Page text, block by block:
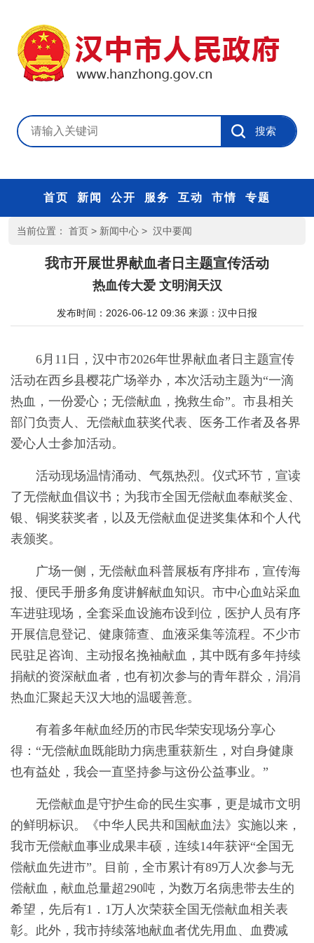
首页 新闻 公开 服务 互动 市情 专题
当前位置： 首页 > 新闻中心 > 汉中要闻
我市开展世界献血者日主题宣传活动
热血传大爱 文明润天汉
发布时间：2026-06-12 09:36 来源： 汉中日报
6月11日，汉中市2026年世界献血者日主题宣传
活动在西乡县樱花广场举办，本次活动主题为“一滴
热血，一份爱心；无偿献血，挽救生命”。市县相关
部门负责人、无偿献血获奖代表、医务工作者及各界
爱心人士参加活动。
活动现场温情涌动、气氛热烈。仪式环节，宣读
了无偿献血倡议书；为我市全国无偿献血奉献奖金、
银、铜奖获奖者，以及无偿献血促进奖集体和个人代
表颁奖。
广场一侧，无偿献血科普展板有序排布，宣传海
报、便民手册多角度讲解献血知识。市中心血站采血
车进驻现场，全套采血设施布设到位，医护人员有序
开展信息登记、健康筛查、血液采集等流程。不少市
民驻足咨询、主动报名挽袖献血，其中既有多年持续
捐献的资深献血者，也有初次参与的青年群众，涓涓
热血汇聚起天汉大地的温暖善意。
有着多年献血经历的市民华荣安现场分享心
得：“无偿献血既能助力病患重获新生，对自身健康
也有益处，我会一直坚持参与这份公益事业。”
无偿献血是守护生命的民生实事，更是城市文明
的鲜明标识。《中华人民共和国献血法》实施以来，
我市无偿献血事业成果丰硕，连续14年获评“全国无
偿献血先进市”。目前，全市累计有89万人次参与无
偿献血，献血总量超290吨，为数万名病患带去生的
希望，先后有1．1万人次荣获全国无偿献血相关表
彰。此外，我市持续落地献血者优先用血、血费减